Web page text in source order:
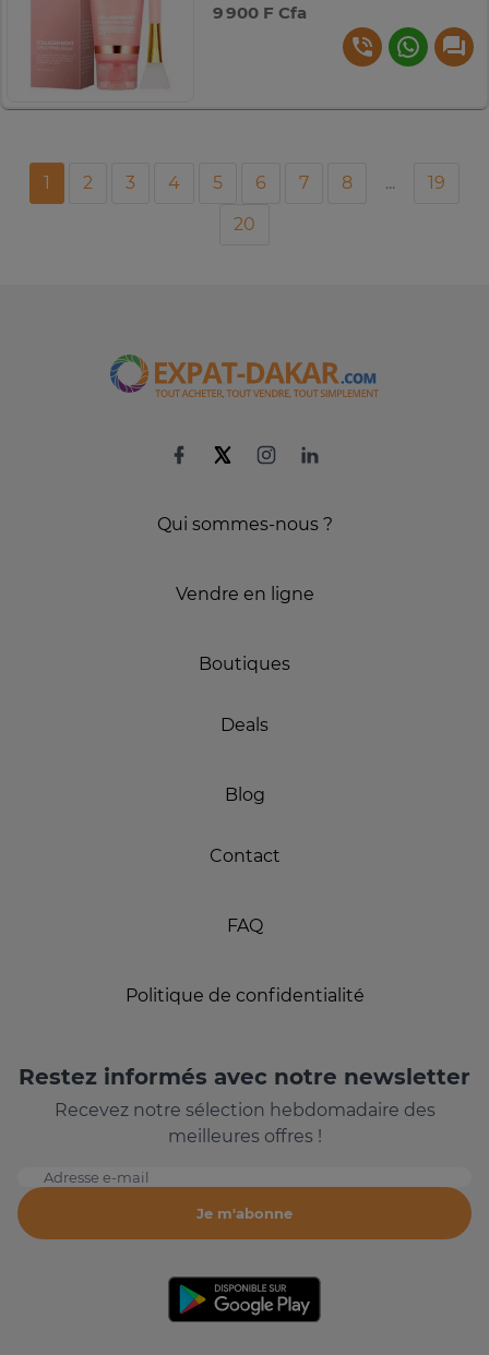
9 900 F Cfa
1 2 3 4 5 6 7 8 ...
19
20
Qui sommes-nous ?
Vendre en ligne
Boutiques
Deals
Blog
Contact
FAQ
Politique de confidentialité
Restez informés avec notre newsletter
Recevez notre sélection hebdomadaire des
meilleures offres !
Adresse e-mail
Je m'abonne